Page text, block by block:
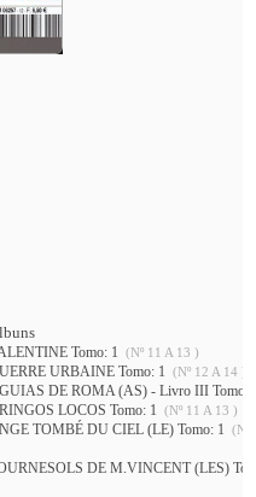
Tomo: 1 (Nº 11 A 13 )
URBAINE Tomo: 1 (Nº 12 A 14 )
DE ROMA (AS) - Livro III Tomo:
LOCOS Tomo: 1 (Nº 11 A 13 )
TOMBÉ DU CIEL (LE) Tomo: 1 (Nº
DE M.VINCENT (LES)